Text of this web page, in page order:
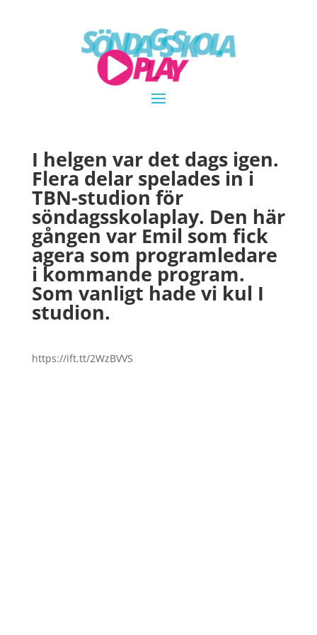
I helgen var det dags igen.
Flera delar spelades in i
TBN-studion för
söndagsskolaplay. Den här
gången var Emil som fick
agera som programledare
i kommande program.
Som vanligt hade vi kul I
studion.
https://ift.tt/2WzBVVS